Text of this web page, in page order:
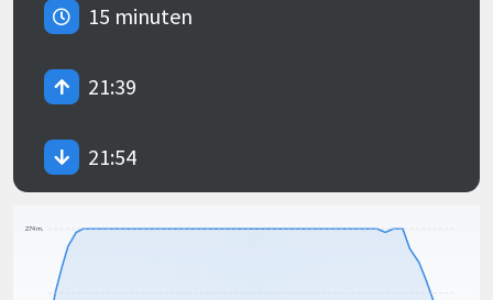
15 minuten
21:39
21:54